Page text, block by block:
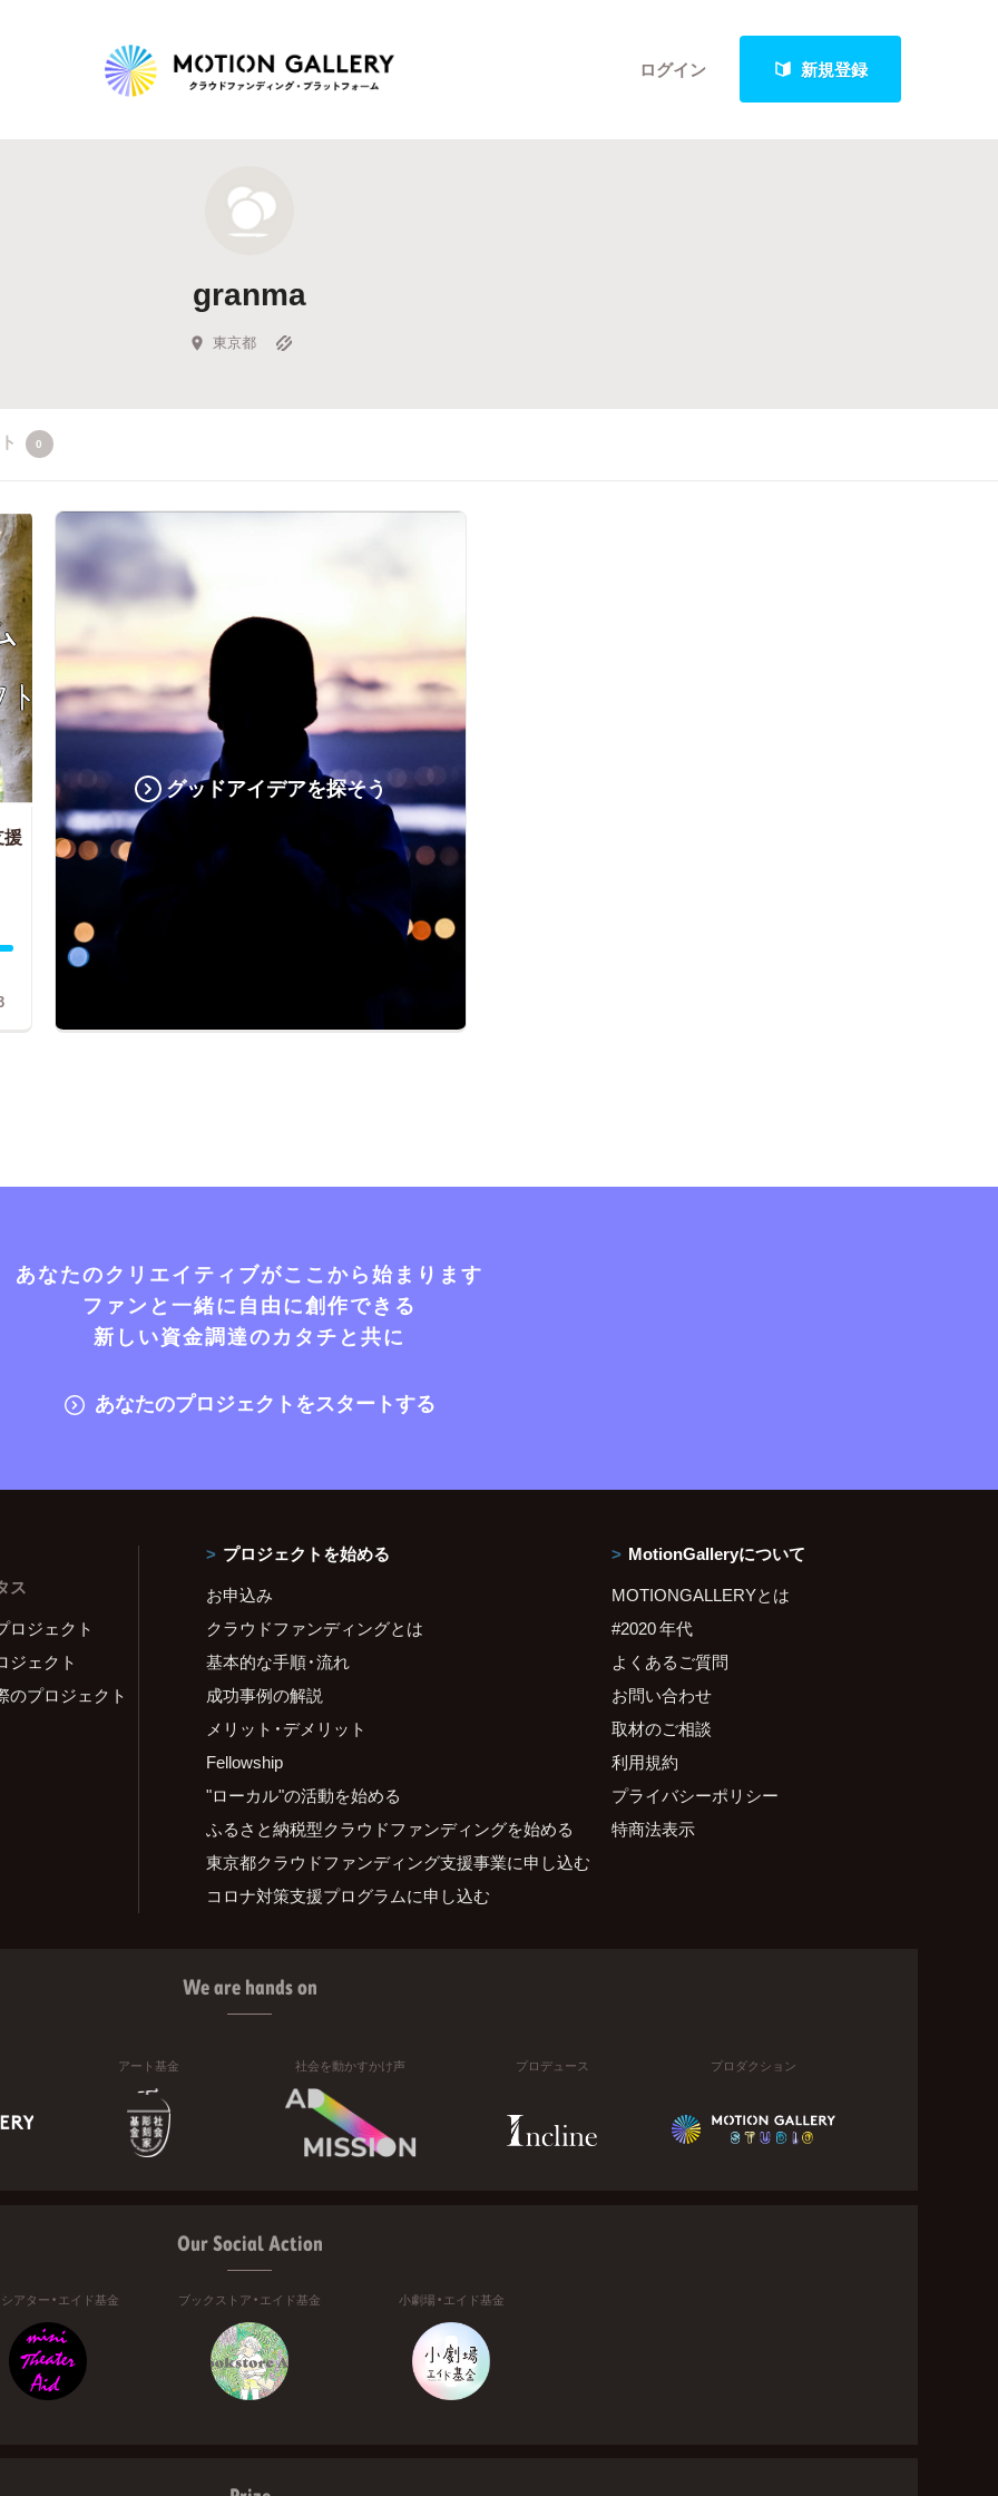
ログイン 新規登録
新着プロジェクト
Feature
キュレーターから探す
granma
東京都
0
グッドアイデアを探そう
あなたのクリエイティブがここから始まります
ファンと一緒に自由に創作できる
新しい資金調達のカタチと共に
あなたのプロジェクトをスタートする
ス
ロジェクト
ジェクト
のプロジェクト
プロジェクトを始める
お申込み
クラウドファンディングとは
基本的な手順・流れ
成功事例の解説
メリット・デメリット
Fellowship
"ローカル"の活動を始める
ふるさと納税型クラウドファンディングを始める
東京都クラウドファンディング支援事業に申し込む
コロナ対策支援プログラムに申し込む
MotionGalleryについて
MOTIONGALLERYとは
#2020 年代
よくあるご質問
お問い合わせ
取材のご相談
利用規約
プライバシーポリシー
特商法表示
We are hands on
アート基金 社会を動かすかけ声 プロデュース プロダクション
Our Social Action
アター・エイド基金 ブックストア・エイド基金 小劇場・エイド基金